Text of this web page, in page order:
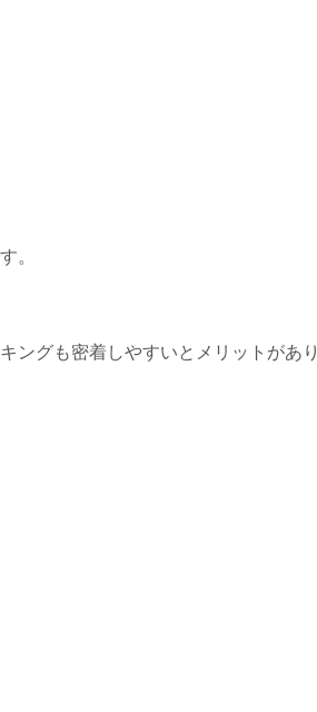
。
ングも密着しやすいとメリットがあり